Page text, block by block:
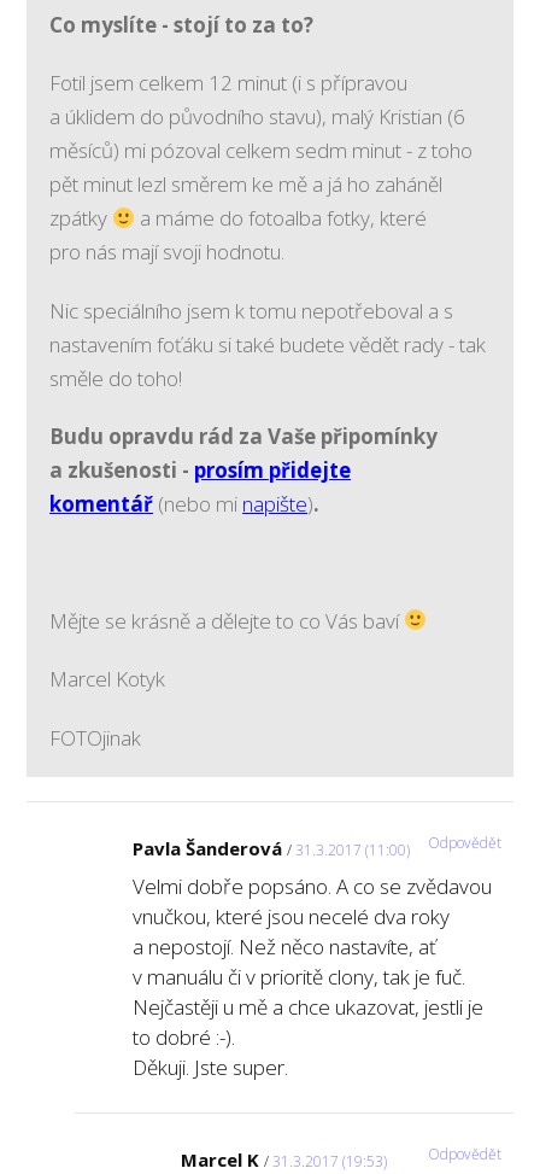
Co myslíte - stojí to za to?
Fotil jsem celkem 12 minut (i s přípravou
a úklidem do původního stavu), malý Kristian (6
měsíců) mi pózoval celkem sedm minut - z toho
pět minut lezl směrem ke mě a já ho zaháněl
zpátky
a máme do fotoalba fotky, které
pro nás mají svoji hodnotu.
Nic speciálního jsem k tomu nepotřeboval a s
nastavením foťáku si také budete vědět rady - tak
směle do toho!
Budu opravdu rád za Vaše připomínky
a zkušenosti - prosím přidejte
komentář (nebo mi napište).
Mějte se krásně a dělejte to co Vás baví
Marcel Kotyk
FOTOjinak
Pavla Šanderová 31.3.2017 (11:00)
Velmi dobře popsáno. A co se zvědavou
vnučkou, které jsou necelé dva roky
a nepostojí. Než něco nastavíte, ať
v manuálu či v prioritě clony, tak je fuč.
Nejčastěji u mě a chce ukazovat, jestli je
to dobré :-).
Děkuji. Jste super.
Odpovědět
Marcel K 31.3.2017 (19:53) Odpovědět